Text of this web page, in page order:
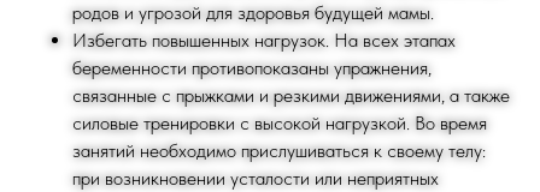
родов и угрозой для здоровья будущей мамы.
Избегать повышенных нагрузок. На всех этапах
беременности противопоказаны упражнения,
связанные с прыжками и резкими движениями, а также
силовые тренировки с высокой нагрузкой. Во время
занятий необходимо прислушиваться к своему телу:
при возникновении усталости или неприятных
ОСТАВЬТЕ ЗАЯВКУ
НА ЧЛЕНСТВО
В КЛУБЕ